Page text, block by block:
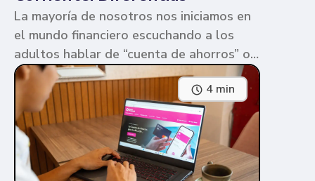
La mayoría de nosotros nos iniciamos en
el mundo financiero escuchando a los
adultos hablar de “cuenta de ahorros” o
“cuenta corriente”. Ambas cuentas
parecen similares y puede ser confuso,
pero te contamos en qué consiste cada
una y sus diferencias.
4 min